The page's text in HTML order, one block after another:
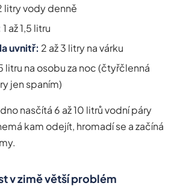
litry vody denně
1 až 1,5 litru
uvnitř: 2 až 3 litry na várku
litru na osobu za noc (čtyřčlenná
jen spaním)
nasčítá 6 až 10 litrů vodní páry
kam odejít, hromadí se a začíná
v zimě větší problém